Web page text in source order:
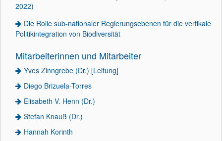
2022)
Die Rolle sub-nationaler Regierungsebenen für die vertikale
Politikintegration von Biodiversität
Mitarbeiterinnen und Mitarbeiter
Yves Zinngrebe (Dr.) [Leitung]
Diego Brizuela-Torres
Elisabeth V. Henn (Dr.)
Stefan Knauß (Dr.)
Hannah Korinth